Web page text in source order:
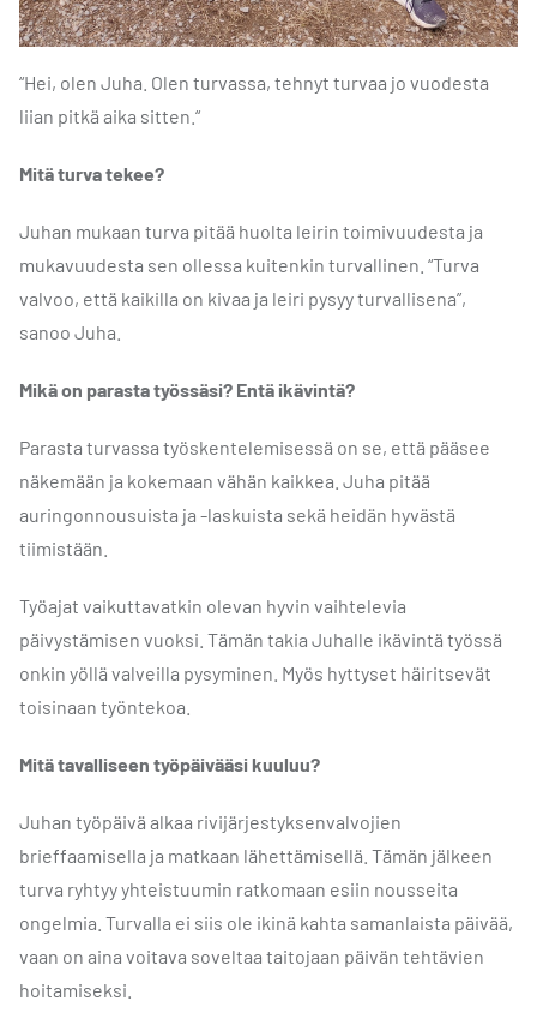
“Hei, olen Juha. Olen turvassa, tehnyt turvaa jo vuodesta
liian pitkä aika sitten.“
Mitä turva tekee?
Juhan mukaan turva pitää huolta leirin toimivuudesta ja
mukavuudesta sen ollessa kuitenkin turvallinen. “Turva
valvoo, että kaikilla on kivaa ja leiri pysyy turvallisena”,
sanoo Juha.
Mikä on parasta työssäsi? Entä ikävintä?
Parasta turvassa työskentelemisessä on se, että pääsee
näkemään ja kokemaan vähän kaikkea. Juha pitää
auringonnousuista ja -laskuista sekä heidän hyvästä
tiimistään.
Työajat vaikuttavatkin olevan hyvin vaihtelevia
päivystämisen vuoksi. Tämän takia Juhalle ikävintä työssä
onkin yöllä valveilla pysyminen. Myös hyttyset häiritsevät
toisinaan työntekoa.
Mitä tavalliseen työpäivääsi kuuluu?
Juhan työpäivä alkaa rivijärjestyksenvalvojien
brieffaamisella ja matkaan lähettämisellä. Tämän jälkeen
turva ryhtyy yhteistuumin ratkomaan esiin nousseita
ongelmia. Turvalla ei siis ole ikinä kahta samanlaista päivää,
vaan on aina voitava soveltaa taitojaan päivän tehtävien
hoitamiseksi.